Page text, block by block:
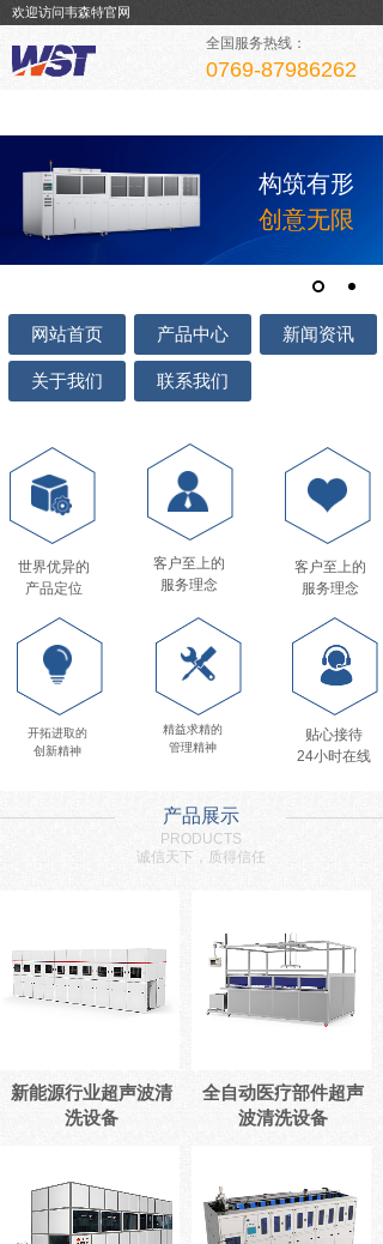
欢迎访问韦森特官网
全国服务热线：
0769-87986262
构筑有形
创意无限
网站首页 产品中心 新闻资讯
关于我们 联系我们
世界优异的
产品定位
客户至上的
服务理念
客户至上的
服务理念
开拓进取的
创新精神
精益求精的
管理精神
贴心接待
24小时在线
新能源行业超声波清
洗设备
全自动医疗部件超声
波清洗设备
产品展示
PRODUCTS
诚信天下，质得信任